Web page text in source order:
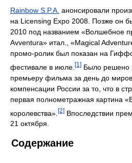
Rainbow S.P.A. анонсировали
на Licensing Expo 2008. Позже он
2010 под названием «Волшебное
Avventura» итал., «Magical
промо-ролик был показан на
фестивале в июле. [1] Было решено
премьеру фильма за день до
компенсации России за то, что в
первая полнометражная картина
королевства». [2] Впоследствии
21 октября.
Содержание